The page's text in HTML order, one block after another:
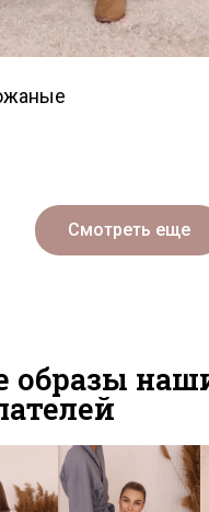
Смотреть еще
образы